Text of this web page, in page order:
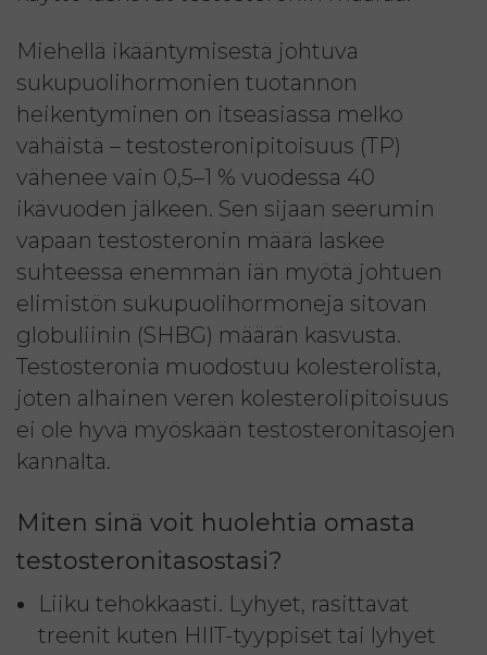
Miehellä ikääntymisestä johtuva
sukupuolihormonien tuotannon
heikentyminen on itseasiassa melko
vähäistä – testosteronipitoisuus (TP)
vähenee vain 0,5–1 % vuodessa 40
ikävuoden jälkeen. Sen sijaan seerumin
vapaan testosteronin määrä laskee
suhteessa enemmän iän myötä johtuen
elimistön sukupuolihormoneja sitovan
globuliinin (SHBG) määrän kasvusta.
Testosteronia muodostuu kolesterolista,
joten alhainen veren kolesterolipitoisuus
ei ole hyvä myöskään testosteronitasojen
kannalta.
Miten sinä voit huolehtia omasta
testosteronitasostasi?
Liiku tehokkaasti. Lyhyet, rasittavat
treenit kuten HIIT-tyyppiset tai lyhyet